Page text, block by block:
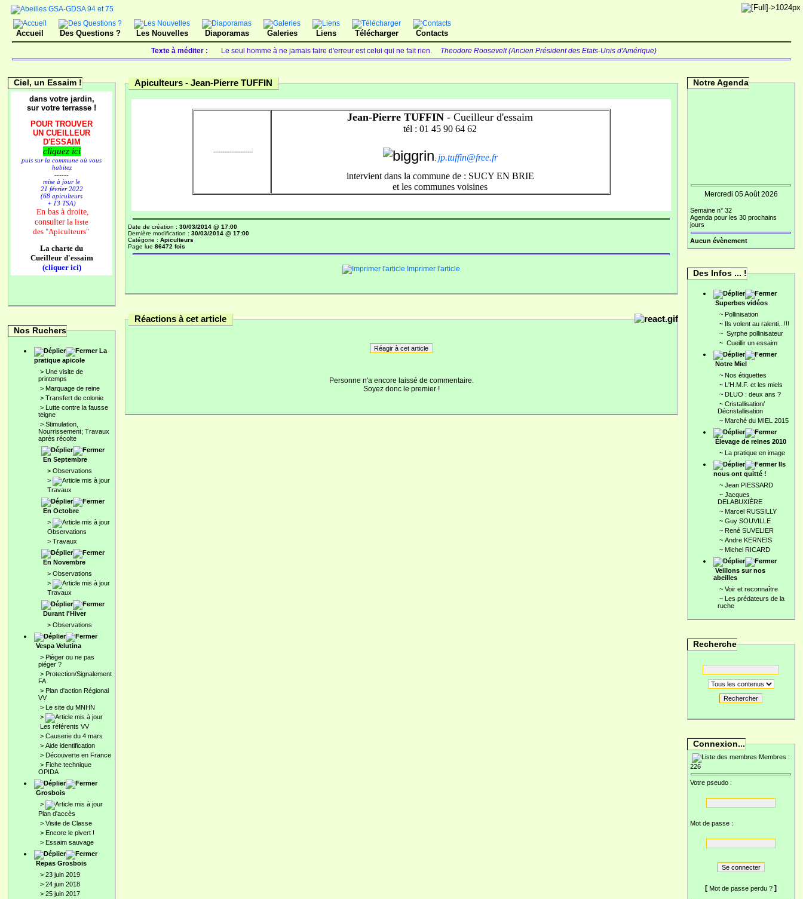
Accueil Des Questions ? Les Nouvelles Diaporamas Galeries Liens Télécharger Contacts
Texte à méditer : Le seul homme à ne jamais faire d'erreur est celui qui ne fait rien. Theodore Roosevelt (Ancien Président des Etats-Unis d'Amérique)
Ciel, un Essaim !
dans votre jardin,
sur votre terrasse !
POUR TROUVER
UN CUEILLEUR
D'ESSAIM
cliquez ici
puis sur la commune où vous
habitez
------
mise à jour le
21 février 2022
(68 apiculteurs
+ 13 TSA)
En bas à droite,
consulter la liste
des "Apiculteurs"
La charte du
Cueilleur d'essaim
(cliquer ici)
Nos Ruchers
La
pratique apicole
> Une visite de
printemps
> Marquage de reine
> Transfert de colonie
> Lutte contre la fausse
teigne
> Stimulation,
Nourrissement; Travaux
après récolte
En Septembre
> Observations
>
Travaux
En Octobre
>
Observations
> Travaux
En Novembre
> Observations
>
Travaux
Durant l'Hiver
> Observations
Vespa Velutina
> Pièger ou ne pas
piéger ?
> Protection/Signalement
FA
> Plan d'action Régional
VV
> Le site du MNHN
>
Les référents VV
> Causerie du 4 mars
> Aide identification
> Découverte en France
> Fiche technique
OPIDA
Grosbois
>
Plan d'accès
> Visite de Classe
> Encore le pivert !
> Essaim sauvage
Repas Grosbois
> 23 juin 2019
> 24 juin 2018
> 25 juin 2017
Apiculteurs - Jean-Pierre TUFFIN
----------------------
Jean-Pierre TUFFIN - Cueilleur d'essaim
tél : 01 45 90 64 62
: jp.tuffin@free.fr
intervient dans la commune de : SUCY EN BRIE
et les communes voisines
Date de création : 30/03/2014 @ 17:00
Dernière modification : 30/03/2014 @ 17:00
Catégorie : Apiculteurs
Page lue 86472 fois
Imprimer l'article
Réactions à cet article
Réagir à cet article
Personne n'a encore laissé de commentaire.
Soyez donc le premier !
Notre Agenda
Mercredi 05 Août 2026
Semaine n° 32
Agenda pour les 30 prochains
jours
Aucun évènement
Des Infos ... !
Superbes vidéos
~ Pollinisation
~ Ils volent au ralenti...!!!
~ Syrphe pollinisateur
~ Cueillir un essaim
Notre Miel
~ Nos étiquettes
~ L'H.M.F. et les miels
~ DLUO : deux ans ?
~ Cristallisation/
Décristallisation
~ Marché du MIEL 2015
Élevage de reines 2010
~ La pratique en image
Ils
nous ont quitté !
~ Jean PIESSARD
~ Jacques
DELABUXIÈRE
~ Marcel RUSSILLY
~ Guy SOUVILLE
~ René SUVELIER
~ Andre KERNEIS
~ Michel RICARD
Veillons sur nos
abeilles
~ Voir et reconnaître
~ Les prédateurs de la
ruche
Recherche
Rechercher
Connexion...
Membres :
226
Votre pseudo :
Mot de passe :
[ Mot de passe perdu ? ]